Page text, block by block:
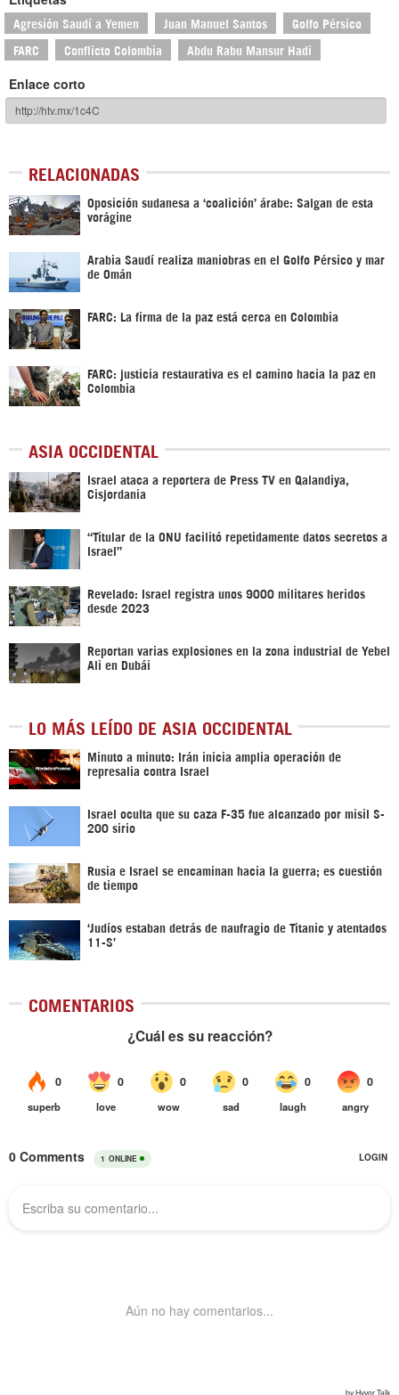
Agresión Saudí a Yemen Juan Manuel Santos Golfo Pérsico
FARC Conflicto Colombia Abdu Rabu Mansur Hadi
Enlace corto
RELACIONADAS
Oposición sudanesa a ‘coalición’ árabe: Salgan de esta
vorágine
Arabia Saudí realiza maniobras en el Golfo Pérsico y mar
de Omán
FARC: La firma de la paz está cerca en Colombia
FARC: justicia restaurativa es el camino hacia la paz en
Colombia
ASIA OCCIDENTAL
Israel ataca a reportera de Press TV en Qalandiya,
Cisjordania
“Titular de la ONU facilitó repetidamente datos secretos a
Israel”
Revelado: Israel registra unos 9000 militares heridos
desde 2023
Reportan varias explosiones en la zona industrial de Yebel
Ali en Dubái
LO MÁS LEÍDO DE ASIA OCCIDENTAL
Minuto a minuto: Irán inicia amplia operación de
represalia contra Israel
Israel oculta que su caza F-35 fue alcanzado por misil S-
200 sirio
Rusia e Israel se encaminan hacia la guerra; es cuestión
de tiempo
‘Judíos estaban detrás de naufragio de Titanic y atentados
11-S’
COMENTARIOS